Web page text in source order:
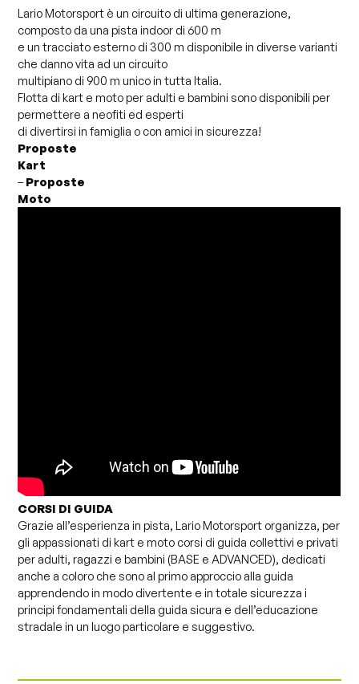
Lario Motorsport è un circuito di ultima generazione,
composto da una pista indoor di 600 m
e un tracciato esterno di 300 m disponibile in diverse varianti
che danno vita ad un circuito
multipiano di 900 m unico in tutta Italia.
Flotta di kart e moto per adulti e bambini sono disponibili per
permettere a neofiti ed esperti
di divertirsi in famiglia o con amici in sicurezza!
Proposte
Kart
– Proposte
Moto
CORSI DI GUIDA
Grazie all’esperienza in pista, Lario Motorsport organizza, per
gli appassionati di kart e moto corsi di guida collettivi e privati
per adulti, ragazzi e bambini (BASE e ADVANCED), dedicati
anche a coloro che sono al primo approccio alla guida
apprendendo in modo divertente e in totale sicurezza i
principi fondamentali della guida sicura e dell’educazione
stradale in un luogo particolare e suggestivo.